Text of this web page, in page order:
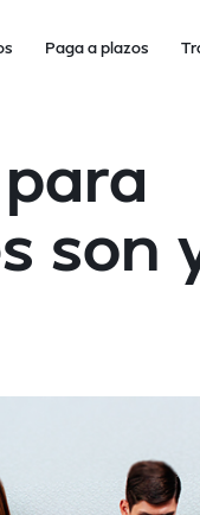
Paga a plazos
son